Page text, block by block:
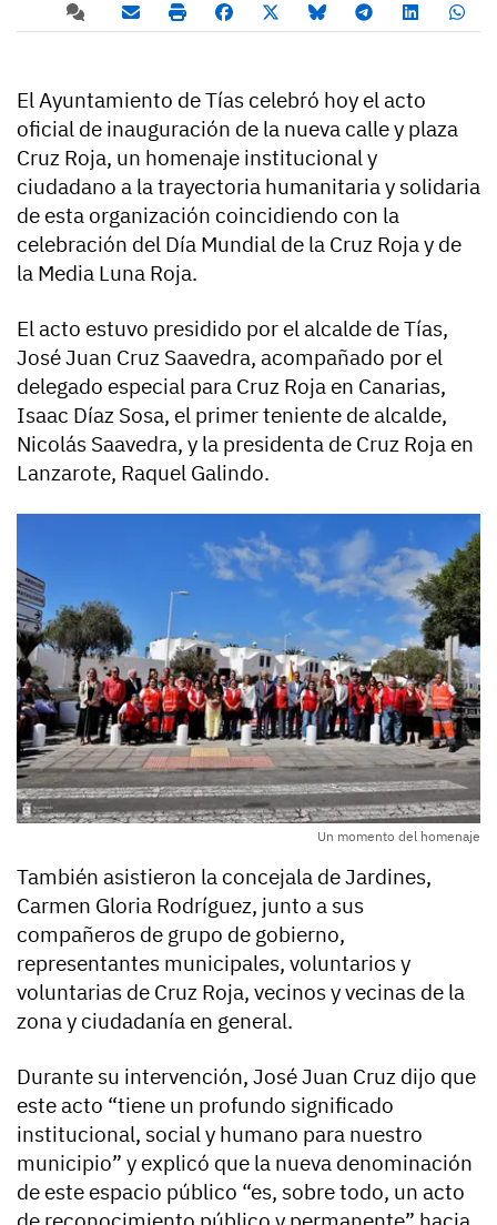
El Ayuntamiento de Tías celebró hoy el acto
oficial de inauguración de la nueva calle y plaza
Cruz Roja, un homenaje institucional y
ciudadano a la trayectoria humanitaria y solidaria
de esta organización coincidiendo con la
celebración del Día Mundial de la Cruz Roja y de
la Media Luna Roja.
El acto estuvo presidido por el alcalde de Tías,
José Juan Cruz Saavedra, acompañado por el
delegado especial para Cruz Roja en Canarias,
Isaac Díaz Sosa, el primer teniente de alcalde,
Nicolás Saavedra, y la presidenta de Cruz Roja en
Lanzarote, Raquel Galindo.
Un momento del homenaje
También asistieron la concejala de Jardines,
Carmen Gloria Rodríguez, junto a sus
compañeros de grupo de gobierno,
representantes municipales, voluntarios y
voluntarias de Cruz Roja, vecinos y vecinas de la
zona y ciudadanía en general.
Durante su intervención, José Juan Cruz dijo que
este acto “tiene un profundo significado
institucional, social y humano para nuestro
municipio” y explicó que la nueva denominación
de este espacio público “es, sobre todo, un acto